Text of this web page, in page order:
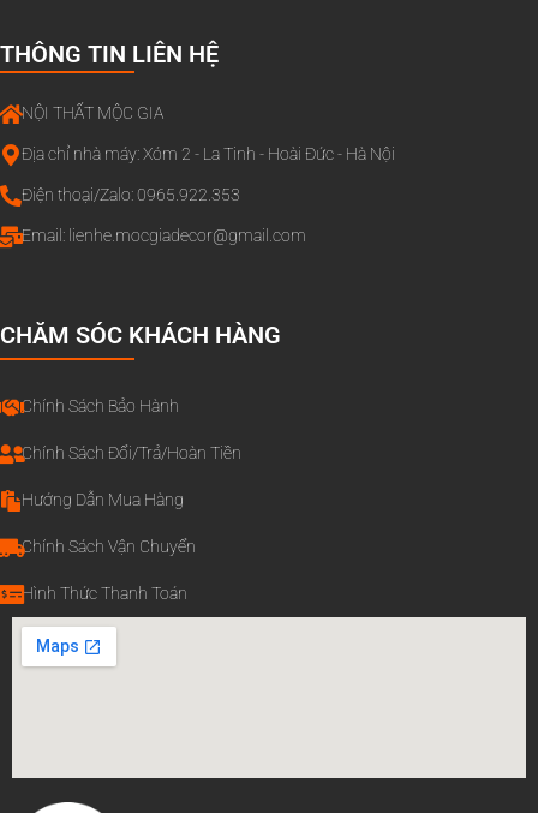
THÔNG TIN LIÊN HỆ
NỘI THẤT MỘC GIA
Địa chỉ nhà máy: Xóm 2 - La Tinh - Hoài Đức - Hà Nội
Điện thoại/Zalo: 0965.922.353
Email: lienhe.mocgiadecor@gmail.com
CHĂM SÓC KHÁCH HÀNG
Chính Sách Bảo Hành
Chính Sách Đổi/Trả/Hoàn Tiền
Hướng Dẫn Mua Hàng
Chính Sách Vận Chuyển
Hình Thức Thanh Toán